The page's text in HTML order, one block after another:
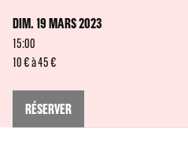
DIM. 19 MARS 2023
15:00
10 € à 45 €
RÉSERVER